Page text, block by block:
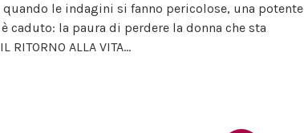
le indagini si fanno pericolose, una potente
la paura di perdere la donna che sta
ALLA VITA...